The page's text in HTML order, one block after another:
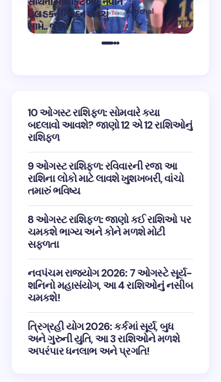
ઉલ હકનું નિવેદન આવ્યું
સામે.. જુઓ
Aanchal
on 12:32 pm May 4,
2023
10 ઓગસ્ટ રાશિફળ: સોમવારે કયા
બદલાવો આવશે? જાણો 12 એ 12 રાશિઓનું
રાશિફળ
9 ઓગસ્ટ રાશિફળ: રવિવારની રજા આ
રાશિના લોકો માટે લાવશે ખુશખબરી, વાંચો
તમારું ભવિષ્ય
8 ઓગસ્ટ રાશિફળ: જાણો કઈ રાશિઓ પર
ચમકશે ભાગ્ય અને કોને મળશે મોટી
સફળતા
નવપંચમ રાજયોગ 2026: 7 ઓગસ્ટે સૂર્ય-
શનિનો મહાસંયોગ, આ 4 રાશિઓનું નસીબ
ચમકશે!
ત્રિગ્રહી યોગ 2026: કર્કમાં સૂર્ય, બુધ
અને ગુરુની યુતિ, આ 3 રાશિઓને મળશે
અપરંપાર ધનલાભ અને પ્રગતિ!